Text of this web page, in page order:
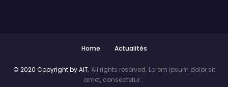
Home Actualités
© 2020 Copyright by AIT. All rights reserved. Lorem ipsum dolor sit
amet, consectetur...